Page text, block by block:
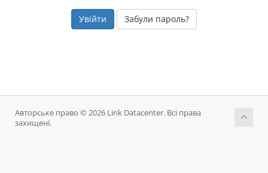
Забули пароль?
Авторське право © 2026 Link Datacenter. Всі права
захищені.